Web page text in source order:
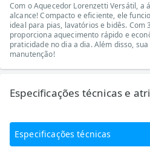
Com o Aquecedor Lorenzetti Versátil, a
alcance! Compacto e eficiente, ele
ideal para pias, lavatórios e bidês. Com
proporciona aquecimento rápido e
praticidade no dia a dia. Além disso,
manutenção!
Especificações técnicas e
Especificações técnicas